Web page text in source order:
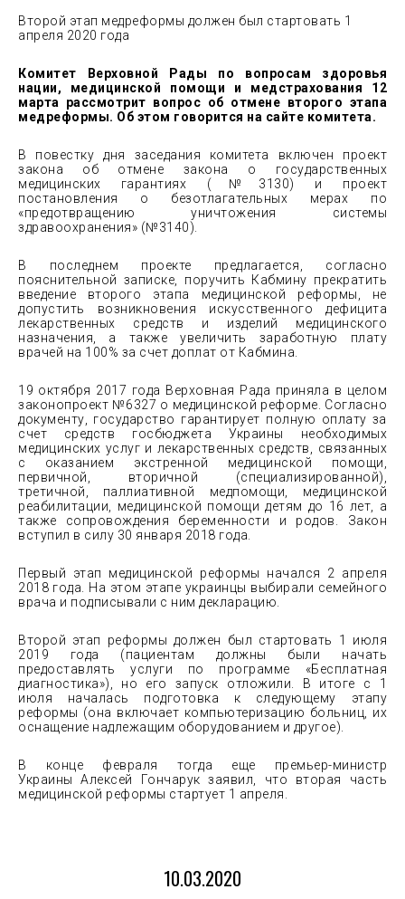
Второй этап медреформы должен был стартовать 1
апреля 2020 года
Комитет Верховной Рады по вопросам здоровья
нации, медицинской помощи и медстрахования 12
марта рассмотрит вопрос об отмене второго этапа
медреформы. Об этом говорится на сайте комитета.
В повестку дня заседания комитета включен проект
закона об отмене закона о государственных
медицинских гарантиях (№3130) и проект
постановления о безотлагательных мерах по
«предотвращению уничтожения системы
здравоохранения» (№3140).
В последнем проекте предлагается, согласно
пояснительной записке, поручить Кабмину прекратить
введение второго этапа медицинской реформы, не
допустить возникновения искусственного дефицита
лекарственных средств и изделий медицинского
назначения, а также увеличить заработную плату
врачей на 100% за счет доплат от Кабмина.
19 октября 2017 года Верховная Рада приняла в целом
законопроект №6327 о медицинской реформе. Согласно
документу, государство гарантирует полную оплату за
счет средств госбюджета Украины необходимых
медицинских услуг и лекарственных средств, связанных
с оказанием экстренной медицинской помощи,
первичной, вторичной (специализированной),
третичной, паллиативной медпомощи, медицинской
реабилитации, медицинской помощи детям до 16 лет, а
также сопровождения беременности и родов. Закон
вступил в силу 30 января 2018 года.
Первый этап медицинской реформы начался 2 апреля
2018 года. На этом этапе украинцы выбирали семейного
врача и подписывали с ним декларацию.
Второй этап реформы должен был стартовать 1 июля
2019 года (пациентам должны были начать
предоставлять услуги по программе «Бесплатная
диагностика»), но его запуск отложили. В итоге с 1
июля началась подготовка к следующему этапу
реформы (она включает компьютеризацию больниц, их
оснащение надлежащим оборудованием и другое).
В конце февраля тогда еще премьер-министр
Украины Алексей Гончарук заявил, что вторая часть
медицинской реформы стартует 1 апреля.
10.03.2020